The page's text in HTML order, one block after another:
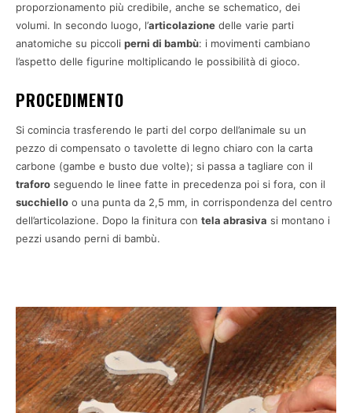
proporzionamento più credibile, anche se schematico, dei
volumi. In secondo luogo, l’articolazione delle varie parti
anatomiche su piccoli perni di bambù: i movimenti cambiano
l’aspetto delle figurine moltiplicando le possibilità di gioco.
PROCEDIMENTO
Si comincia trasferendo le parti del corpo dell’animale su un
pezzo di compensato o tavolette di legno chiaro con la carta
carbone (gambe e busto due volte); si passa a tagliare con il
traforo seguendo le linee fatte in precedenza poi si fora, con il
succhiello o una punta da 2,5 mm, in corrispondenza del centro
dell’articolazione. Dopo la finitura con tela abrasiva si montano i
pezzi usando perni di bambù.